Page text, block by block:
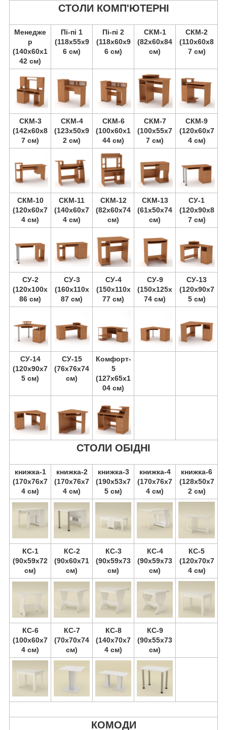
СТОЛИ КОМП'ЮТЕРНІ
Менедже
р
(140х60х1
42 см)
Пі-пі 1
(118х55х9
6 см)
Пі-пі 2
(118х60х9
6 см)
СКМ-1
(82х60х84
см)
СКМ-2
(110х60х8
7 см)
СКМ-3
(142х60х8
7 см)
СКМ-4
(123х50х9
2 см)
СКМ-6
(100х60х1
44 см)
СКМ-7
(100х55х7
7 см)
СКМ-9
(120х60х7
4 см)
СКМ-10
(120х60х7
4 см)
СКМ-11
(140х60х7
4 см)
СКМ-12
(82х60х74
см)
СКМ-13
(61х50х74
см)
СУ-1
(120х90х8
7 см)
СУ-2
(120х100х
86 см)
СУ-3
(160х110х
87 см)
СУ-4
(150х110х
77 см)
СУ-9
(150х125х
74 см)
СУ-13
(120х90х7
5 см)
СУ-14
(120х90х7
5 см)
СУ-15
(76х76х74
см)
Комфорт-
5
(127х65х1
04 см)
СТОЛИ ОБІДНІ
книжка-1
(170х76х7
4 см)
книжка-2
(170х76х7
4 см)
книжка-3
(190х53х7
5 см)
книжка-4
(170х76х7
4 см)
книжка-6
(128х50х7
2 см)
КС-1
(90х59х72
см)
КС-2
(90х60х71
см)
КС-3
(90х59х73
см)
КС-4
(90х59х73
см)
КС-5
(120х70х7
4 см)
КС-6
(100х60х7
4 см)
КС-7
(70х70х74
см)
КС-8
(140х70х7
4 см)
КС-9
(90х55х73
см)
КОМОДИ